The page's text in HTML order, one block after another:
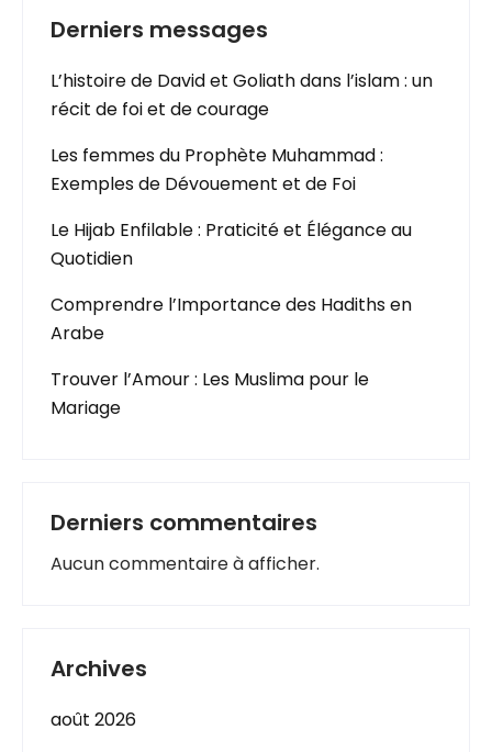
Derniers messages
L’histoire de David et Goliath dans l’islam : un
récit de foi et de courage
Les femmes du Prophète Muhammad :
Exemples de Dévouement et de Foi
Le Hijab Enfilable : Praticité et Élégance au
Quotidien
Comprendre l’Importance des Hadiths en
Arabe
Trouver l’Amour : Les Muslima pour le
Mariage
Derniers commentaires
Aucun commentaire à afficher.
Archives
août 2026